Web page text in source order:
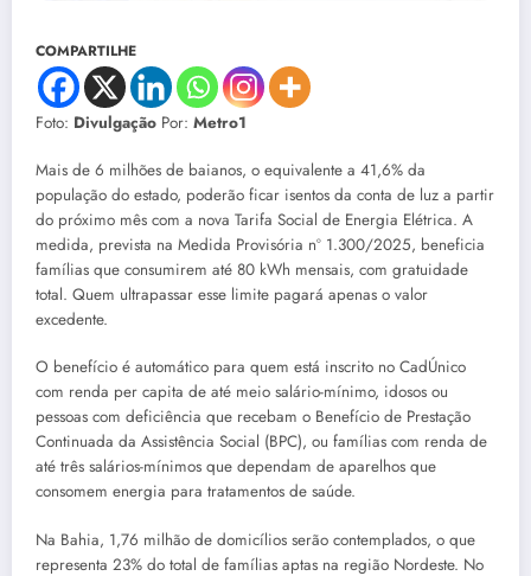
COMPARTILHE
Foto: Divulgação Por: Metro1
Mais de 6 milhões de baianos, o equivalente a 41,6% da
população do estado, poderão ficar isentos da conta de luz a partir
do próximo mês com a nova Tarifa Social de Energia Elétrica. A
medida, prevista na Medida Provisória nº 1.300/2025, beneficia
famílias que consumirem até 80 kWh mensais, com gratuidade
total. Quem ultrapassar esse limite pagará apenas o valor
excedente.
O benefício é automático para quem está inscrito no CadÚnico
com renda per capita de até meio salário-mínimo, idosos ou
pessoas com deficiência que recebam o Benefício de Prestação
Continuada da Assistência Social (BPC), ou famílias com renda de
até três salários-mínimos que dependam de aparelhos que
consomem energia para tratamentos de saúde.
Na Bahia, 1,76 milhão de domicílios serão contemplados, o que
representa 23% do total de famílias aptas na região Nordeste. No